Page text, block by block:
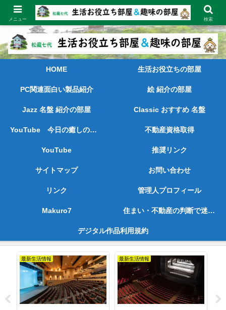
長く続けてきた経験と実績をもとに、喜ばれ、お役に立てる情報を発信しま
す。
HOME 生活お役立ちの部屋
PC関連面白い製品紹介 絵 紹介の部屋
Jazz 名盤 紹介の部屋 Classic おすすめ 名盤
YouTube 今日の癒しの動画 不動産資格取得
YouTube 推奨リンク
サイトマップ お問い合わせ
リンク 管理人プロフィール
Makuro7 住まい・不動産の判断で迷っている方へ ― 売られずに、考えを整理したい方のために ―
デジタル作品利用規約
最新生活情報 最新生活情報
メニュー 検索